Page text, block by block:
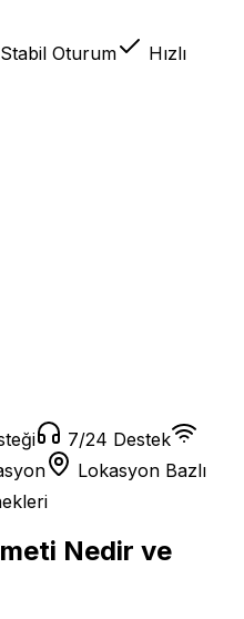
Stabil Oturum
Hızlı
7/24 Destek
Lokasyon Bazlı
Nedir ve